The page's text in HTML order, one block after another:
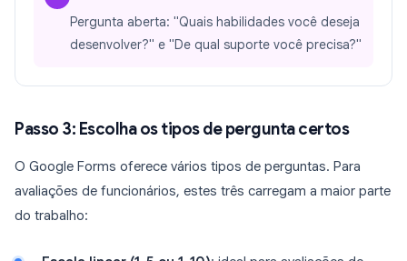
Pergunta aberta: "Quais habilidades você deseja
desenvolver?" e "De qual suporte você precisa?"
Passo 3: Escolha os tipos de pergunta certos
O Google Forms oferece vários tipos de perguntas. Para
avaliações de funcionários, estes três carregam a maior parte
do trabalho: